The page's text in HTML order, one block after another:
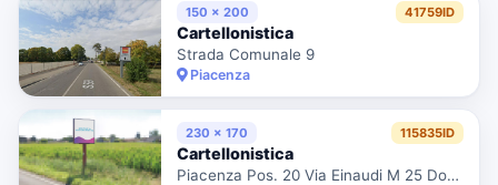
150 x 200 41759ID
Cartellonistica
Strada Comunale 9
Piacenza
230 x 170 115835ID
Cartellonistica
Piacenza Pos. 20 Via Einaudi M 25 Dopo Cs "Unes"